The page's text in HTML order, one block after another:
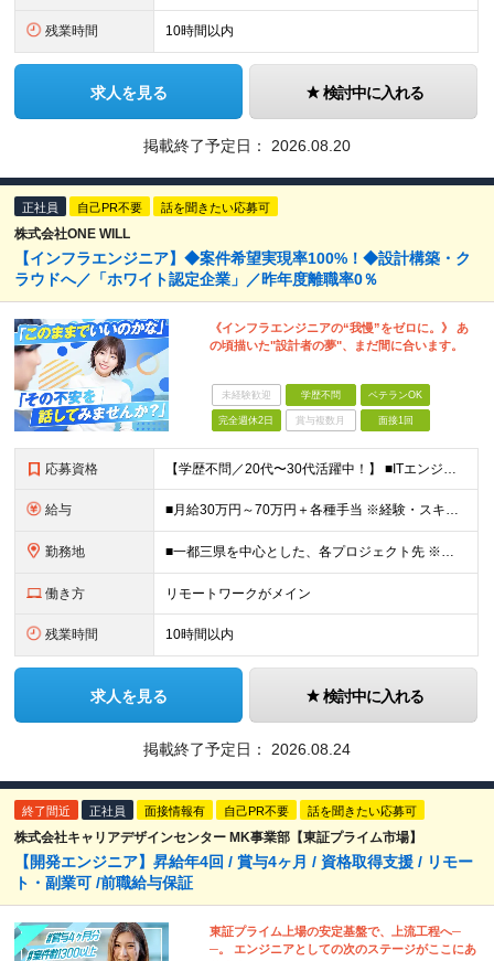
残業時間 10時間以内
求人を見る 検討中に入れる
掲載終了予定日： 2026.08.20
正社員 自己PR不要 話を聞きたい応募可
株式会社ONE WILL
【インフラエンジニア】◆案件希望実現率100%！◆設計構築・ク
ラウドへ／「ホワイト認定企業」／昨年度離職率0％
《インフラエンジニアの“我慢”をゼロに。》 あ
の頃描いた"設計者の夢"、まだ間に合います。
未経験歓迎 学歴不問 ベテランOK
完全週休2日 賞与複数月 面接1回
応募資格 【学歴不問／20代〜30代活躍中！】 ■ITエンジニア経験をお持ちの方（年数やフェーズは不問！） ★運用保守のみの経験でも大歓迎です！ 「これから上流工程にステップアップしたい」 「AWS・Azur
給与 ■月給30万円～70万円＋各種手当 ※経験・スキル・前職給与を最大限考慮のうえ決定いたします。 ※固定残業代：30時間分/56,250円～ ※試用期間はありません。 ★充実の各種手当・補助あり！ ・
勤務地 ■一都三県を中心とした、各プロジェクト先 ※リモートワーク率約70％！週2～3日のハイブリッド勤務がメインです。 ハイブリッド：約50%（週に数日リモート＋出社の組み合わせ） フルリモート：約20％
働き方 リモートワークがメイン
残業時間 10時間以内
求人を見る 検討中に入れる
掲載終了予定日： 2026.08.24
終了間近 正社員 面接情報有 自己PR不要 話を聞きたい応募可
株式会社キャリアデザインセンター MK事業部【東証プライム市場】
【開発エンジニア】昇給年4回 / 賞与4ヶ月 / 資格取得支援 / リモー
ト・副業可 /前職給与保証
東証プライム上場の安定基盤で、上流工程へ─
─。 エンジニアとしての次のステージがここにあ